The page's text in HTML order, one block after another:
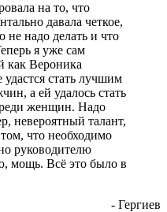
на то, что
давала четкое,
не надо делать и что
я уже сам
как Вероника
стать лучшим
а ей удалось стать
женщин. Надо
невероятный талант,
что необходимо
руководителю
мощь. Всё это было в
- Гергиев